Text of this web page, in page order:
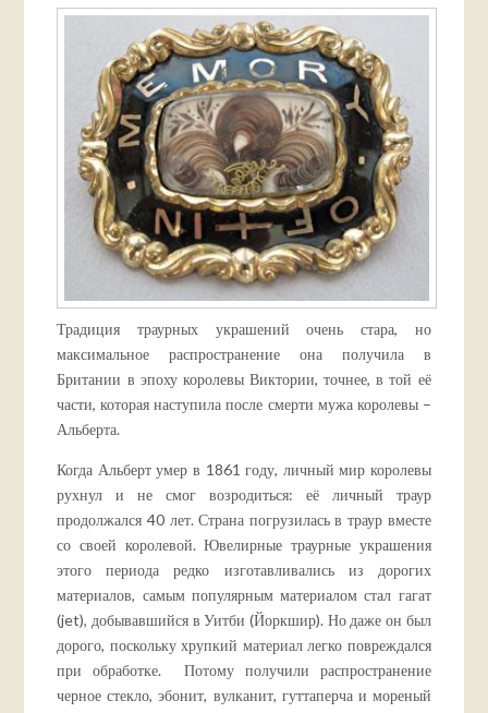
Традиция траурных украшений очень стара, но
максимальное распространение она получила в
Британии в эпоху королевы Виктории, точнее, в той её
части, которая наступила после смерти мужа королевы –
Альберта.
Когда Альберт умер в 1861 году, личный мир королевы
рухнул и не смог возродиться: её личный траур
продолжался 40 лет. Страна погрузилась в траур вместе
со своей королевой. Ювелирные траурные украшения
этого периода редко изготавливались из дорогих
материалов, самым популярным материалом стал гагат
(jet), добывавшийся в Уитби (Йоркшир). Но даже он был
дорого, поскольку хрупкий материал легко повреждался
при обработке. Потому получили распространение
черное стекло, эбонит, вулканит, гуттаперча и мореный